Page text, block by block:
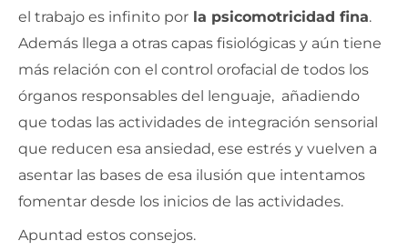
el trabajo es infinito por la psicomotricidad fina.
Además llega a otras capas fisiológicas y aún tiene
más relación con el control orofacial de todos los
órganos responsables del lenguaje, añadiendo
que todas las actividades de integración sensorial
que reducen esa ansiedad, ese estrés y vuelven a
asentar las bases de esa ilusión que intentamos
fomentar desde los inicios de las actividades.
Apuntad estos consejos.